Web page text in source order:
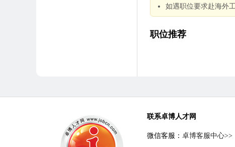
如遇职位要求赴海外
职位推荐
联系卓博人才网
微信客服： 卓博客服中心>>